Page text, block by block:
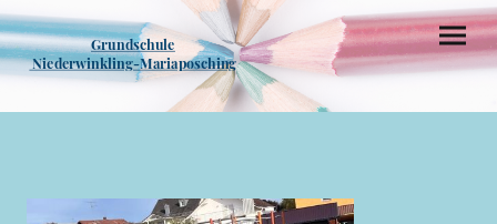
Grundschule
Niederwinkling-Mariaposching